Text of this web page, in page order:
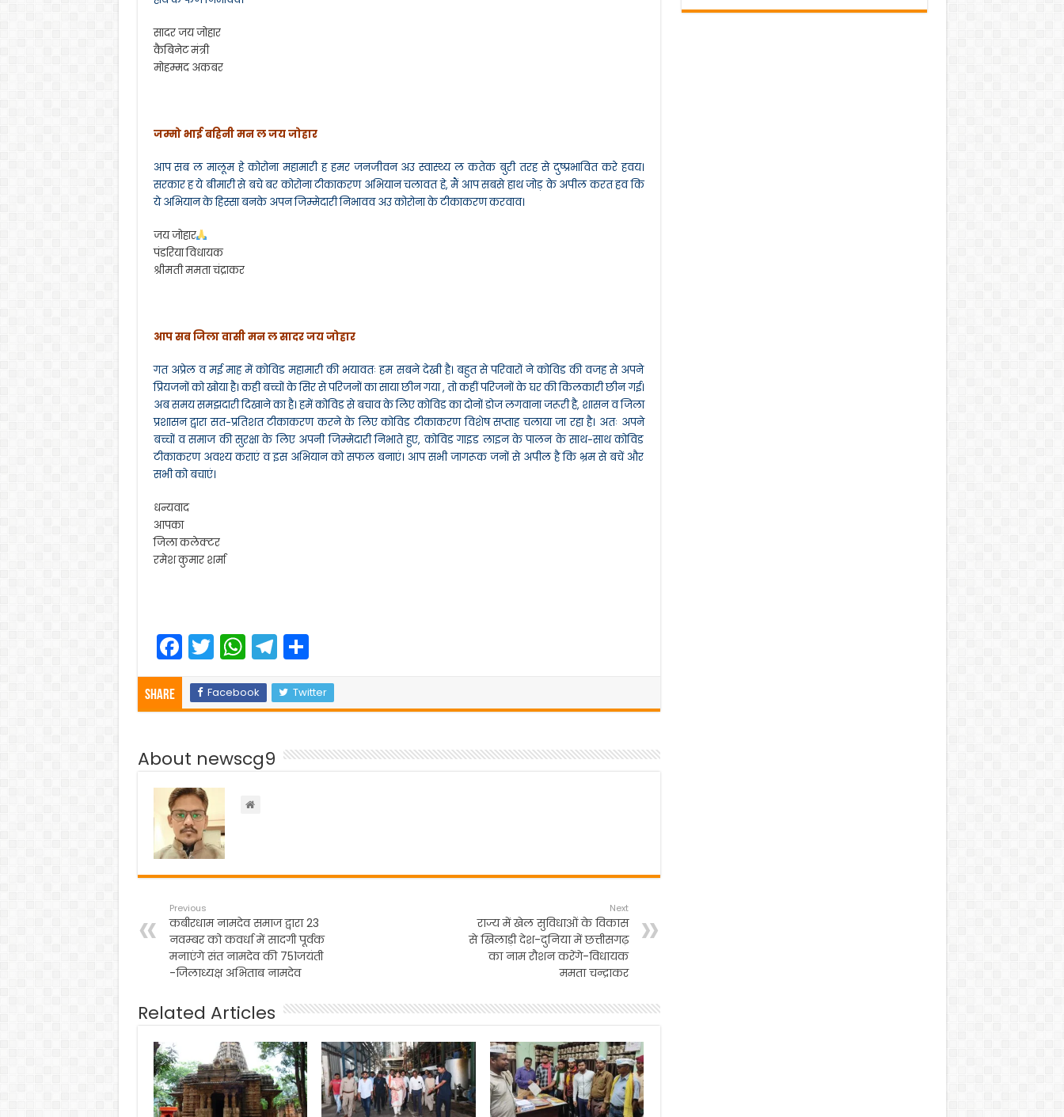
सादर जय जोहार
कैबिनेट मंत्री
मोहम्मद अकबर
जम्मो भाई बहिनी मन ल जय जोहार
आप सब ल मालूम हे कोरोना महामारी ह हमर जनजीवन अउ स्वास्थ्य ल कतेक बुरी तरह से दुष्प्रभावित करे हवय।
सरकार ह ये बीमारी से बचे बर कोरोना टीकाकरण अभियान चलावत हे, मैं आप सबसे हाथ जोड़ के अपील करत हव कि
ये अभियान के हिस्सा बनके अपन जिम्मेदारी निभावव अउ कोरोना के टीकाकरण करवाव।
जय जोहार
पंडरिया विधायक
श्रीमती ममता चंद्राकर
आप सब जिला वासी मन ल सादर जय जोहार
गत अप्रेल व मई माह में कोविड महामारी की भयावतः हम सबने देखी है। बहुत से परिवारों ने कोविड की वजह से अपने
प्रियजनों को खोया है। कही बच्चों के सिर से परिजनों का साया छीन गया , तो कहीं परिजनों के घर की किलकारी छीन गई।
अब समय समझदारी दिखाने का है। हमें कोविड से बचाव के लिए कोविड का दोनों डोज लगवाना जरूरी है, शासन व जिला
प्रशासन द्वारा सत-प्रतिशत टीकाकरण करने के लिए कोविड टीकाकरण विशेष सप्ताह चलाया जा रहा है। अतः अपने
बच्चों व समाज की सुरक्षा के लिए अपनी जिम्मेदारी निभाते हुए, कोविड गाइड लाइन के पालन के साथ-साथ कोविड
टीकाकरण अवश्य कराएं व इस अभियान को सफल बनाएं। आप सभी जागरूक जनों से अपील है कि भ्रम से बचें और
सभी को बचाएं।
धन्यवाद
आपका
जिला कलेक्टर
रमेश कुमार शर्मा
F
a
c
e
b
o
o
k
T
w
itt
er
W
h
a
ts
A
p
p
T
el
e
gr
a
S
ar
e
Share Facebook Twitter
About newscg9
Previous
कबीरधाम नामदेव समाज द्वारा 23
नवम्बर को कवर्धा में सादगी पूर्वक
मनाएंगे संत नामदेव की 751जयंती
-जिलाध्यक्ष अभिताब नामदेव
Next
राज्य में खेल सुविधाओं के विकास
से खिलाड़ी देश-दुनिया में छत्तीसगढ़
का नाम रौशन करेंगे-विधायक
ममता चन्द्राकर
Related Articles